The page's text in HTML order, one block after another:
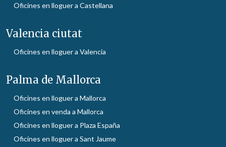
Oficines en lloguer a Castellana
Valencia ciutat
Oficines en lloguer a Valencia
Palma de Mallorca
Oficines en lloguer a Mallorca
Oficines en venda a Mallorca
Oficines en lloguer a Plaza España
Oficines en lloguer a Sant Jaume